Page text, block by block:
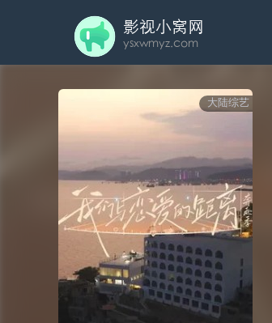
大陆综艺